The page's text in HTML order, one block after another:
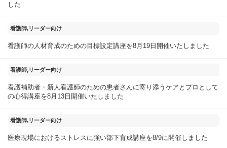
した
2025年08月20日
看護師,リーダー向け
看護師の人材育成のための目標設定講座を8月19日開催いたしました
2025年08月14日
看護師,リーダー向け
看護補助者・新人看護師のための患者さんに寄り添うケアとプロとして
の心得講座を8月13日開催いたしました
2025年08月10日
看護師,リーダー向け
医療現場におけるストレスに強い部下育成講座を8/9に開催しました